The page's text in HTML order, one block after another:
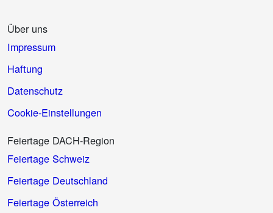
Über uns
Impressum
Haftung
Datenschutz
Cookie-Einstellungen
Feiertage DACH-Region
Feiertage Schweiz
Feiertage Deutschland
Feiertage Österreich